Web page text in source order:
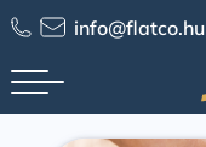
info@flatco.hu